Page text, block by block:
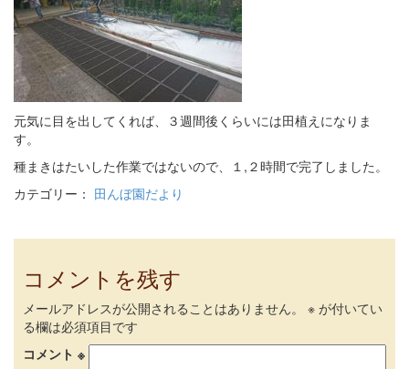
元気に目を出してくれば、３週間後くらいには田植えになりま
す。
種まきはたいした作業ではないので、１,２時間で完了しました。
カテゴリー： 田んぼ園だより
コメントを残す
メールアドレスが公開されることはありません。 ※ が付いてい
る欄は必須項目です
コメント ※